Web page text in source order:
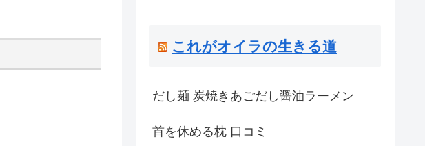
これがオイラの生きる道
だし麺 炭焼きあごだし醤油ラーメン
首を休める枕 口コミ